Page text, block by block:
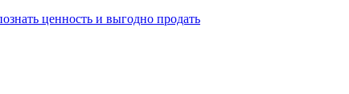
ценность и выгодно продать